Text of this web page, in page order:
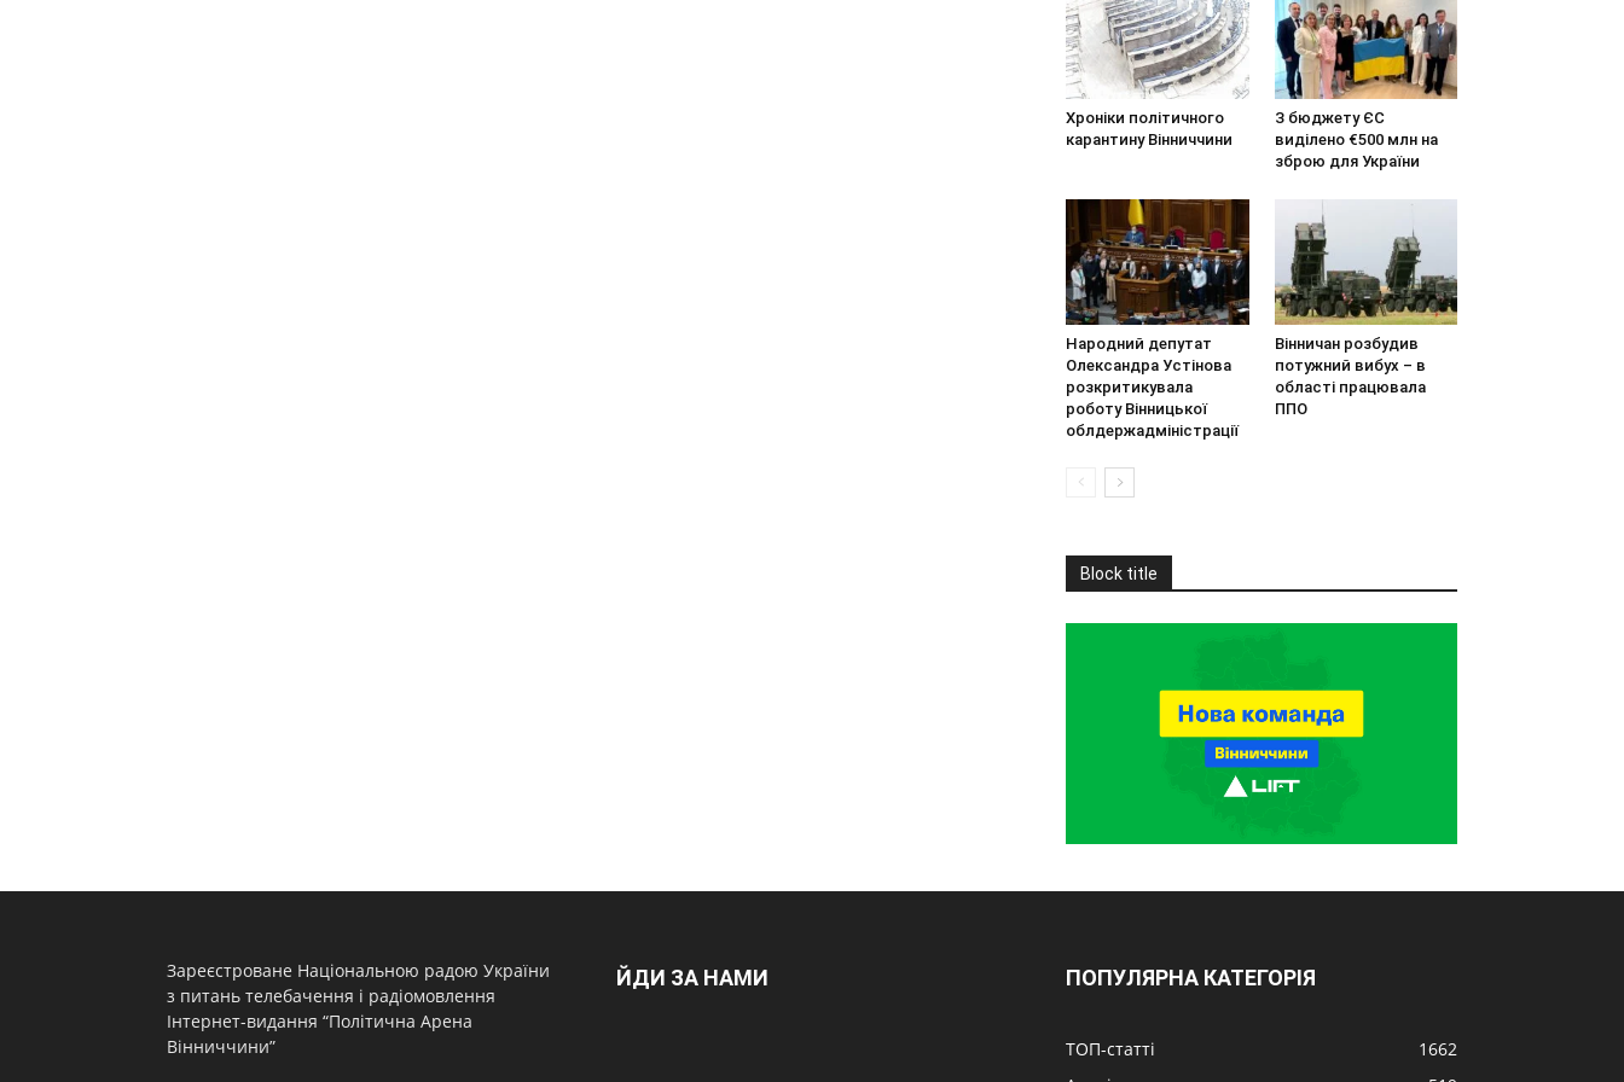
Хроніки політичного
карантину Вінниччини
З бюджету ЄС
виділено €500 млн на
зброю для України
Народний депутат
Олександра Устінова
розкритикувала
роботу Вінницької
облдержадміністрації
Вінничан розбудив
потужний вибух – в
області працювала
ППО
Block title
Зареєстроване Національною радою України
з питань телебачення і радіомовлення
Інтернет-видання “Політична Арена
Вінниччини”
ЙДИ ЗА НАМИ ПОПУЛЯРНА КАТЕГОРІЯ
ТОП-статті
1662